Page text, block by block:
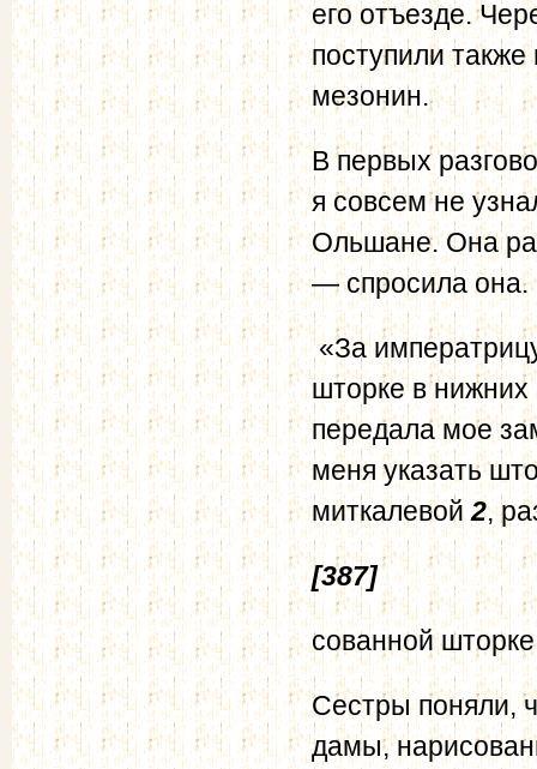
его отъезде.
поступили
мезонин.
В первых
я совсем не
Ольшане. Она
— спросила она.
«За
шторке в
передала мое
меня указать
миткалевой2,
[387]
сованной
Сестры поняли,
дамы,